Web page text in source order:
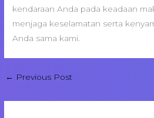
kendaraan Anda pada keadaan
menjaga keselamatan serta
Anda sama kami.
← Previous Post